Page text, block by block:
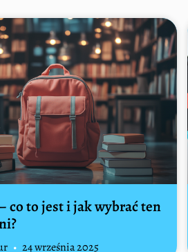
co to jest i jak wybrać ten
24 września 2025